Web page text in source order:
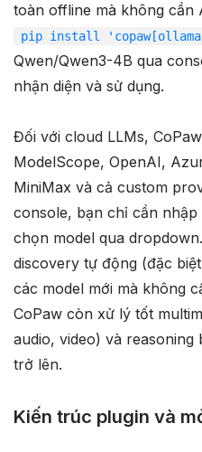
toàn offline mà không cần
pip install
Qwen/Qwen3-4B qua
nhận diện và sử dụng.
Đối với cloud LLMs,
ModelScope, OpenAI,
MiniMax và cả custom
console, bạn chỉ cần
chọn model qua
discovery tự động (đặc
các model mới mà không
CoPaw còn xử lý tốt
audio, video) và
trở lên.
Kiến trúc plugin và